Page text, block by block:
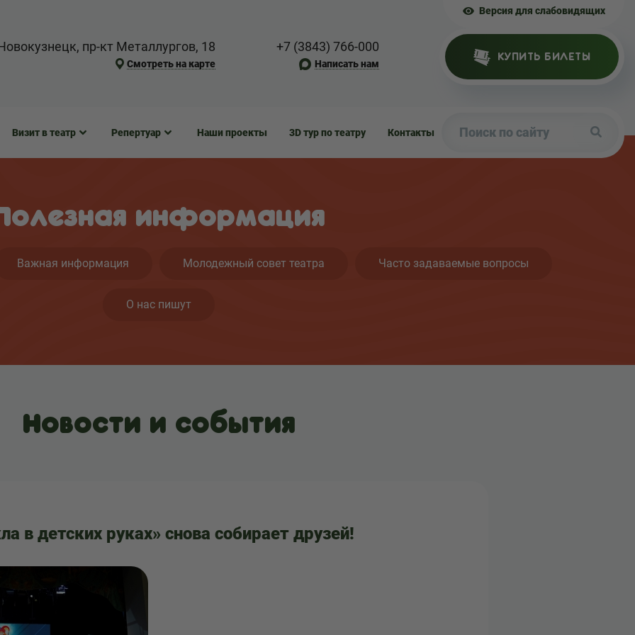
Версия для слабовидящих
пр-кт Металлургов, 18
Смотреть на карте
+7 (3843) 766-000
Написать нам
КУПИТЬ БИЛЕТЫ
Визит в театр Репертуар Наши проекты 3D тур по театру Контакты
информация
Важная информация Молодежный совет театра Часто задаваемые вопросы
О нас пишут
Новости и события
в детских руках» снова собирает друзей!